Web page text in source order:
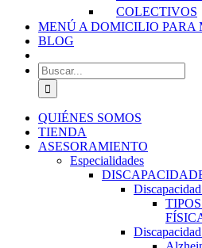
COLECTIVOS
MENÚ A DOMICILIO PARA
BLOG
Buscar:
QUIÉNES SOMOS
TIENDA
ASESORAMIENTO
Especialidades